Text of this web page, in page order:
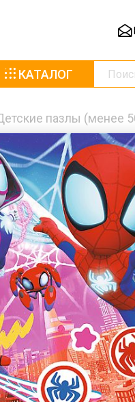
КАТАЛОГ
пазлы (менее